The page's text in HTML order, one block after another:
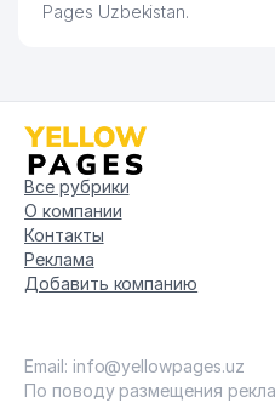
Pages Uzbekistan.
Все рубрики
О компании
Контакты
Реклама
Добавить компанию
Email: info@yellowpages.uz
По поводу размещения